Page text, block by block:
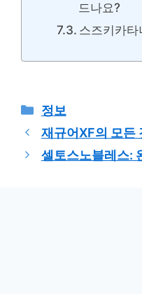
드나요?
스즈키카
카
테
고
리
정보
재규어XF의 모든
셀토스노블레스: